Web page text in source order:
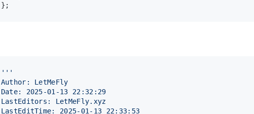
};
'''
Author: LetMeFly
Date: 2025-01-13 22:32:29
LastEditors: LetMeFly.xyz
LastEditTime: 2025-01-13 22:33:53